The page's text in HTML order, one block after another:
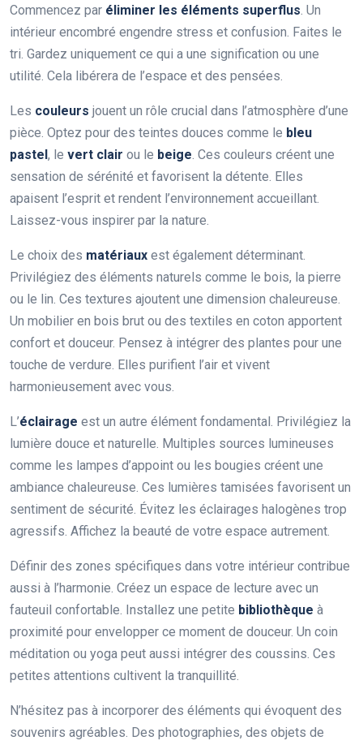
Commencez par éliminer les éléments superflus. Un
intérieur encombré engendre stress et confusion. Faites le
tri. Gardez uniquement ce qui a une signification ou une
utilité. Cela libérera de l’espace et des pensées.
Les couleurs jouent un rôle crucial dans l’atmosphère d’une
pièce. Optez pour des teintes douces comme le bleu
pastel, le vert clair ou le beige. Ces couleurs créent une
sensation de sérénité et favorisent la détente. Elles
apaisent l’esprit et rendent l’environnement accueillant.
Laissez-vous inspirer par la nature.
Le choix des matériaux est également déterminant.
Privilégiez des éléments naturels comme le bois, la pierre
ou le lin. Ces textures ajoutent une dimension chaleureuse.
Un mobilier en bois brut ou des textiles en coton apportent
confort et douceur. Pensez à intégrer des plantes pour une
touche de verdure. Elles purifient l’air et vivent
harmonieusement avec vous.
L’éclairage est un autre élément fondamental. Privilégiez la
lumière douce et naturelle. Multiples sources lumineuses
comme les lampes d’appoint ou les bougies créent une
ambiance chaleureuse. Ces lumières tamisées favorisent un
sentiment de sécurité. Évitez les éclairages halogènes trop
agressifs. Affichez la beauté de votre espace autrement.
Définir des zones spécifiques dans votre intérieur contribue
aussi à l’harmonie. Créez un espace de lecture avec un
fauteuil confortable. Installez une petite bibliothèque à
proximité pour envelopper ce moment de douceur. Un coin
méditation ou yoga peut aussi intégrer des coussins. Ces
petites attentions cultivent la tranquillité.
N’hésitez pas à incorporer des éléments qui évoquent des
souvenirs agréables. Des photographies, des objets de